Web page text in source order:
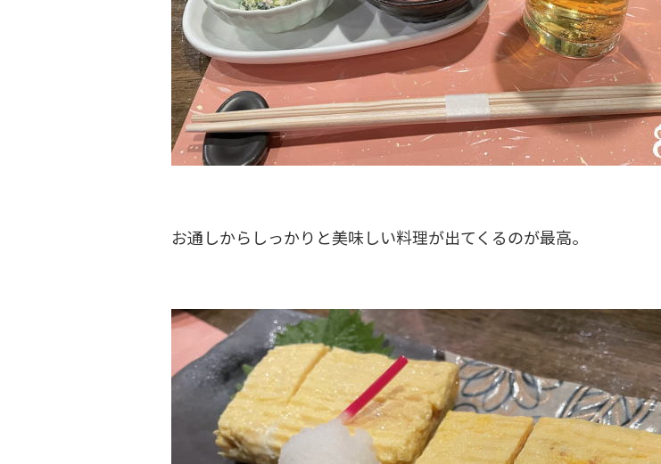
お通しからしっかりと美味しい料理が出てくるのが最高。